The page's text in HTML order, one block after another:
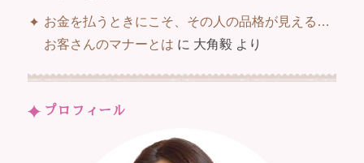
お金を払うときにこそ、その人の品格が見える…
お客さんのマナーとは に 大角毅 より
プロフィール